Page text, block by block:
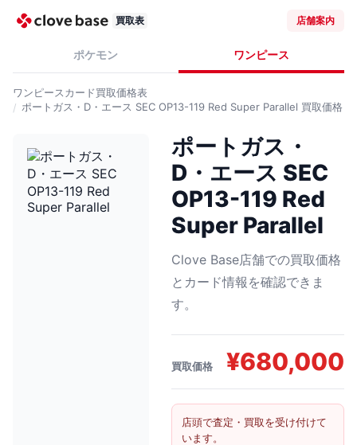
買取表 店舗案内
ポケモン ワンピース
ワンピースカード買取価格表
ポートガス・D・エース SEC OP13-119 Red Super Parallel 買取価格
ポートガス・
D・エース SEC
OP13-119 Red
Super Parallel
Clove Base店舗での買取価格
とカード情報を確認できま
す。
買取価格 ¥680,000
店頭で査定・買取を受け付けて
います。